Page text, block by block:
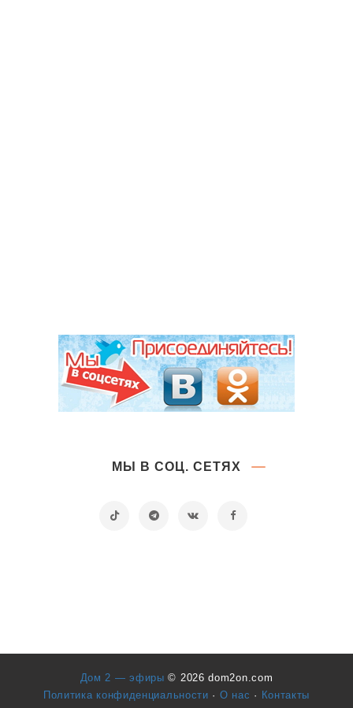
МЫ В СОЦ. СЕТЯХ
Дом 2 — эфиры© 2026 dom2on.com
Политика конфиденциальности · О нас · Контакты